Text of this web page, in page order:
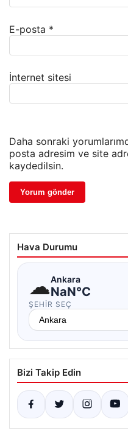
E-posta *
İnternet sitesi
Daha sonraki
posta adresim ve site
kaydedilsin.
Hava Durumu
☁Ankara
NaN°C
ŞEHIR SEÇ
Bizi Takip Edin